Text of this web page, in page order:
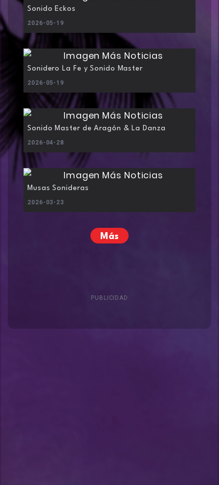
Sonido Eckos
2026-05-19
Sonidero La Fe y Sonido Master
2026-05-19
Sonido Master de Aragón & La Danza
2026-04-28
Musas Sonideras
2026-03-23
Más
PUBLICIDAD